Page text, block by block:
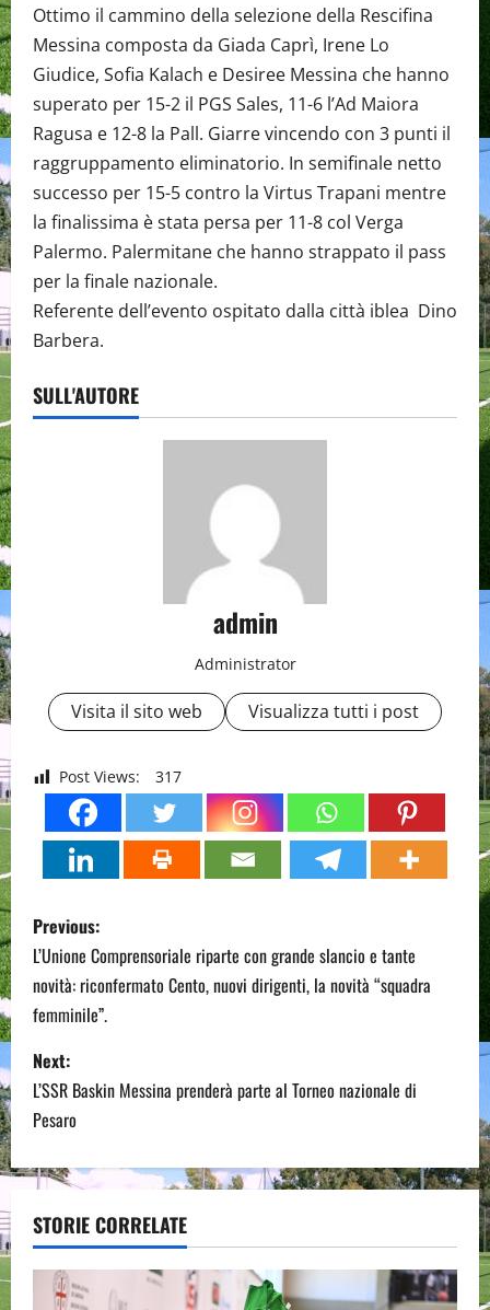
Ottimo il cammino della selezione della Rescifina
Messina composta da Giada Caprì, Irene Lo
Giudice, Sofia Kalach e Desiree Messina che hanno
superato per 15-2 il PGS Sales, 11-6 l’Ad Maiora
Ragusa e 12-8 la Pall. Giarre vincendo con 3 punti il
raggruppamento eliminatorio. In semifinale netto
successo per 15-5 contro la Virtus Trapani mentre
la finalissima è stata persa per 11-8 col Verga
Palermo. Palermitane che hanno strappato il pass
per la finale nazionale.
Referente dell’evento ospitato dalla città iblea Dino
Barbera.
SULL'AUTORE
admin
Administrator
Visita il sito web Visualizza tutti i post
Post Views: 317
P
o
s
t
n
v
i
g
Previous:
L’Unione Comprensoriale riparte con grande slancio e tante
novità: riconfermato Cento, nuovi dirigenti, la novità “squadra
femminile”.
Next:
L’SSR Baskin Messina prenderà parte al Torneo nazionale di
Pesaro
STORIE CORRELATE